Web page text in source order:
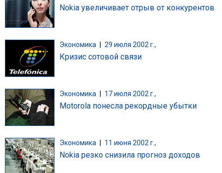
Nokia увеличивает отрыв от конкурентов
Экономика | 29 июля 2002 г.,
Кризис сотовой связи
Экономика | 17 июля 2002 г.,
Motorola понесла рекордные убытки
Экономика | 11 июня 2002 г.,
Nokia резко снизила прогноз доходов